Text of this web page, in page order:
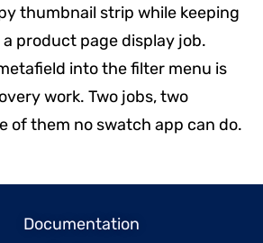
thumbnail strip while keeping
product page display job.
into the filter menu is
work. Two jobs, two
of them no swatch app can do.
Documentation